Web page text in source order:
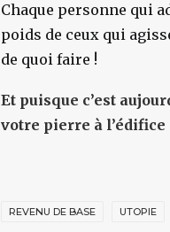
Chaque personne qui
poids de ceux qui
de quoi faire !
Et puisque c’est
votre pierre à l’édifice
REVENU DE BASE UTOPIE